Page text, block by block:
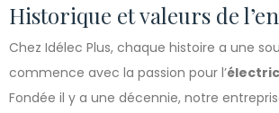
Historique et valeurs de
Chez Idélec Plus, chaque histoire a une
commence avec la passion pour l’
Fondée il y a une décennie, notre